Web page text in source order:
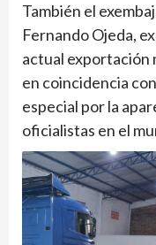
También el
Fernando Ojeda,
actual exportación
en coincidencia
especial por la
oficialistas en el